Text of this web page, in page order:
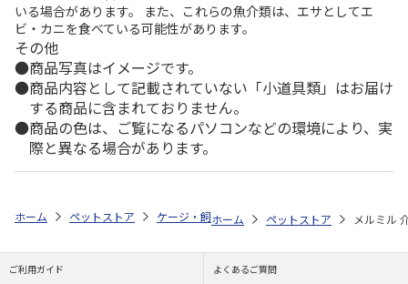
いる場合があります。 また、これらの魚介類は、エサとしてエ
ビ・カニを食べている可能性があります。
その他
商品写真はイメージです。
商品内容として記載されていない「小道具類」はお届け
する商品に含まれておりません。
商品の色は、ご覧になるパソコンなどの環境により、実
際と異なる場合があります。
ホーム ペットストア ケージ・飼育その他用品 療養・介護ケア用品
ホーム ペットストア メルミル
ご利用ガイド よくあるご質問